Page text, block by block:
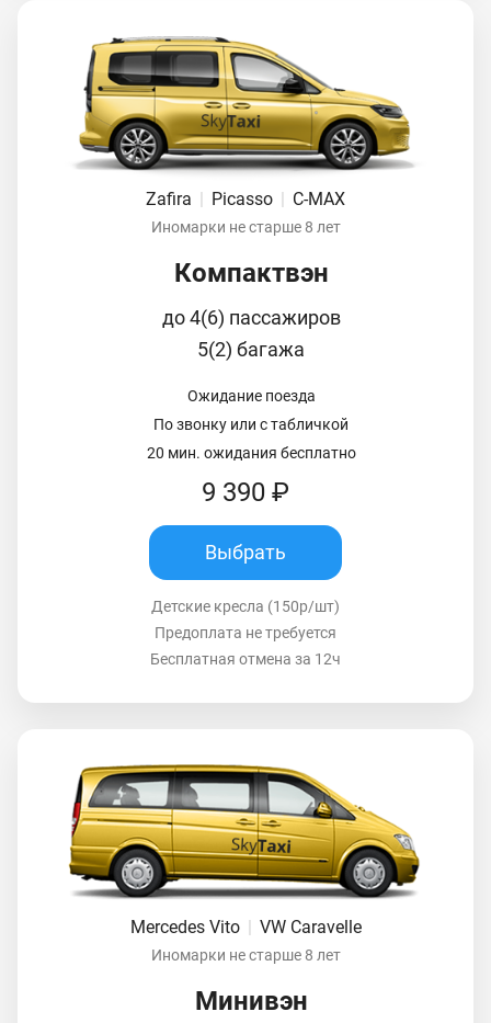
Zafira | Picasso | C-MAX
Иномарки не старше 8 лет
Компактвэн
до 4(6) пассажиров
5(2) багажа
Ожидание поезда
По звонку или с табличкой
20 мин. ожидания бесплатно
9 390 ₽
Выбрать
Детские кресла (150р/шт)
Предоплата не требуется
Бесплатная отмена за 12ч
Mercedes Vito VW Caravelle
Иномарки не старше 8 лет
Минивэн